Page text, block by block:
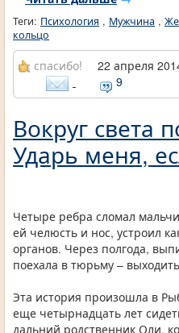
Теги: Психология , Мужчина ,
кольцо
спасибо! 22 апреля
9
Вокруг света
Ударь меня,
Четыре ребра сломал
ей челюсть и нос, устроил
органов. Через полгода,
поехала в тюрьму –
Эта история произошла в
еще четырнадцать лет
дальний родственник Оли,